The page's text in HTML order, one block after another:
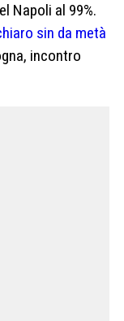
Napoli al 99%.
sin da metà
incontro